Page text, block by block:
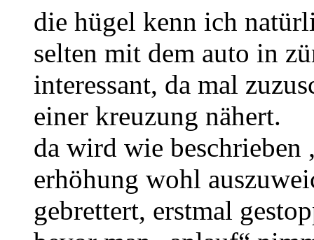
die hügel kenn ich
selten mit dem auto in
interessant, da mal
einer kreuzung nähert.
da wird wie beschrieben
erhöhung wohl
gebrettert, erstmal